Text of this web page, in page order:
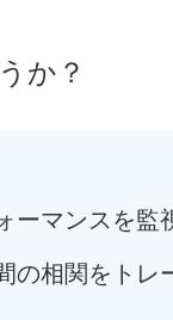
か？
ーマンスを
の相関をト